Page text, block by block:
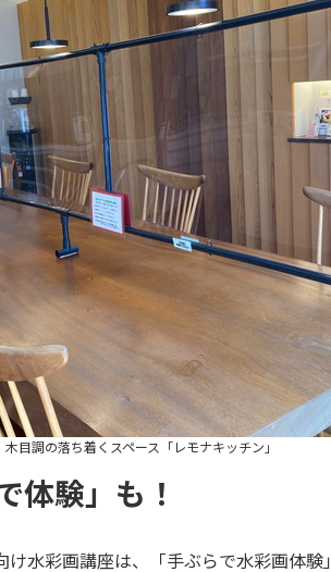
木目調の落ち着くスペース「レモナキッチン」
体験」も！
水彩画講座は、「手ぶらで水彩画体験